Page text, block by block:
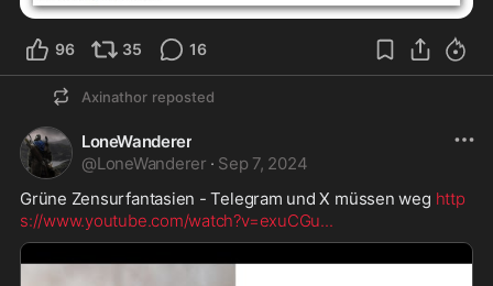
96 35 16
Axinathor reposted
LoneWanderer
@LoneWanderer · Sep 7, 2024
Grüne Zensurfantasien - Telegram und X müssen weg http
s://www.youtube.com/watch?v=exuCGu...